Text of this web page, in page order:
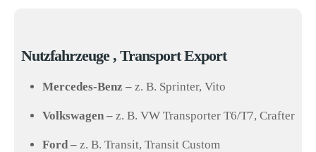
Nutzfahrzeuge , Transport Export
Mercedes-Benz – z. B. Sprinter, Vito
Volkswagen – z. B. VW Transporter T6/T7, Crafter
Ford – z. B. Transit, Transit Custom